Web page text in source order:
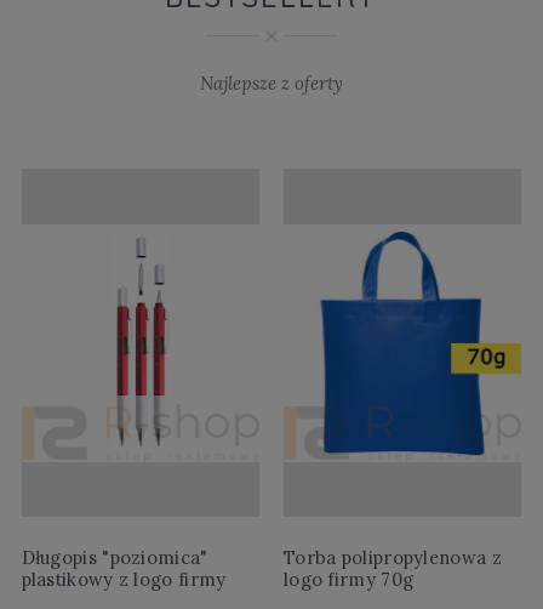
Najlepsze z oferty
Długopis "poziomica"
plastikowy z logo firmy
Torba polipropylenowa z
logo firmy 70g